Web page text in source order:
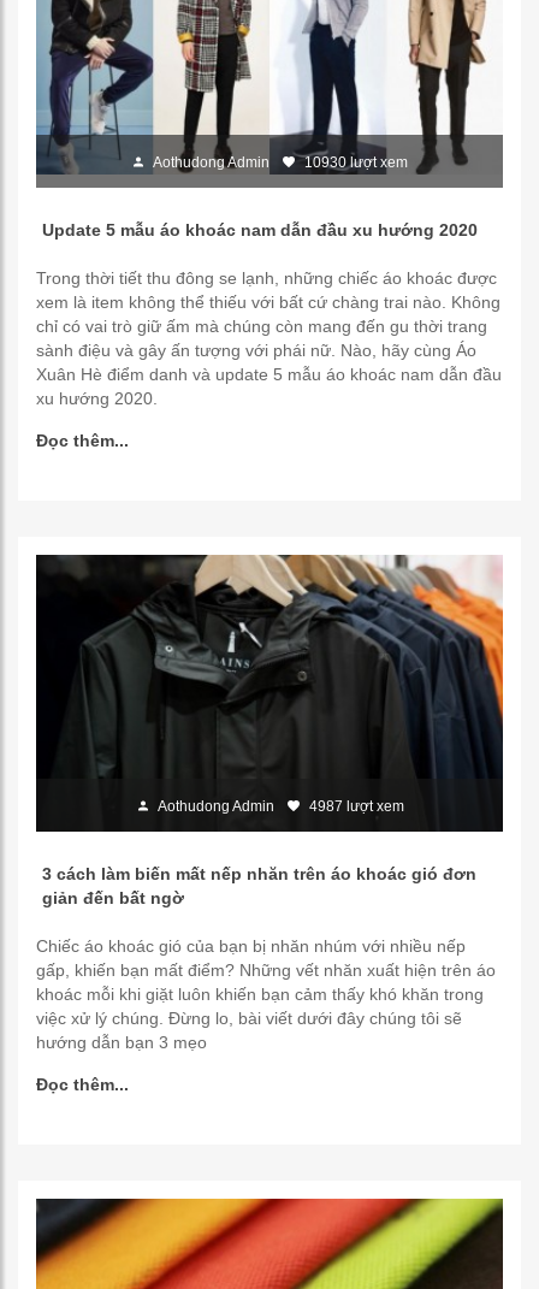
Aothudong Admin 10930 lượt xem
Update 5 mẫu áo khoác nam dẫn đầu xu hướng 2020
Trong thời tiết thu đông se lạnh, những chiếc áo khoác được
xem là item không thể thiếu với bất cứ chàng trai nào. Không
chỉ có vai trò giữ ấm mà chúng còn mang đến gu thời trang
sành điệu và gây ấn tượng với phái nữ. Nào, hãy cùng Áo
Xuân Hè điểm danh và update 5 mẫu áo khoác nam dẫn đầu
xu hướng 2020.
Đọc thêm...
Aothudong Admin 4987 lượt xem
3 cách làm biến mất nếp nhăn trên áo khoác gió đơn
giản đến bất ngờ
Chiếc áo khoác gió của bạn bị nhăn nhúm với nhiều nếp
gấp, khiến bạn mất điểm? Những vết nhăn xuất hiện trên áo
khoác mỗi khi giặt luôn khiến bạn cảm thấy khó khăn trong
việc xử lý chúng. Đừng lo, bài viết dưới đây chúng tôi sẽ
hướng dẫn bạn 3 mẹo
Đọc thêm...